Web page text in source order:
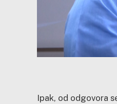
Ipak, od odgovora